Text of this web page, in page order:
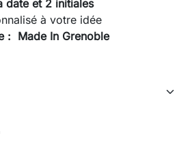
date et 2 initiales
à votre idée
: Made In Grenoble